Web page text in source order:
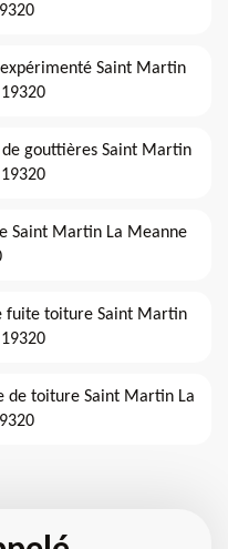
Saint Martin
gouttières Saint Martin
Saint Martin La Meanne
fuite toiture Saint Martin
de toiture Saint Martin La